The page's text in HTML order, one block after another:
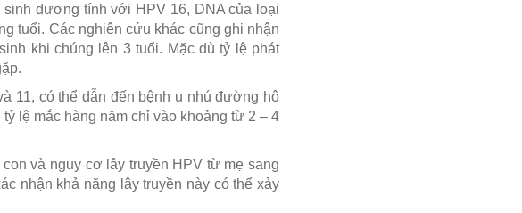
dương tính với HPV 16, DNA của loại
tuổi. Các nghiên cứu khác cũng ghi nhận
khi chúng lên 3 tuổi. Mặc dù tỷ lệ phát
11, có thể dẫn đến bệnh u nhú đường hô
lệ mắc hàng năm chỉ vào khoảng từ 2 – 4
và nguy cơ lây truyền HPV từ mẹ sang
nhận khả năng lây truyền này có thể xảy